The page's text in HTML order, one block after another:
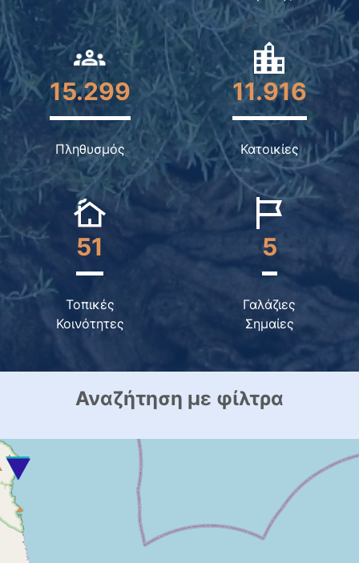
15.299
Πληθυσμός
11.916
Κατοικίες
51
Τοπικές
Κοινότητες
5
Γαλάζιες
Σημαίες
Αναζήτηση με φίλτρα